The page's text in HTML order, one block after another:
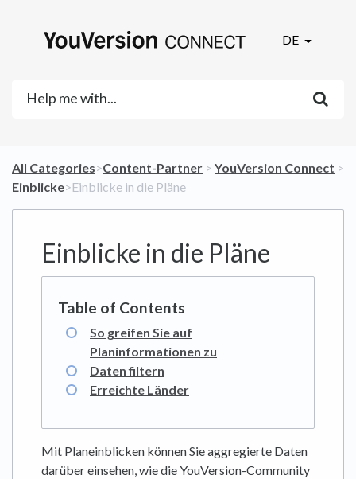
DE
All Categories​>​​Content-Partner ​ > ​ ​YouVersion Connect ​ >
​Einblicke​>​ Einblicke in die Pläne
Einblicke in die Pläne
So greifen Sie auf
Planinformationen zu
Daten filtern
Erreichte Länder
Mit Planeinblicken können Sie aggregierte Daten
darüber einsehen, wie die YouVersion-Community